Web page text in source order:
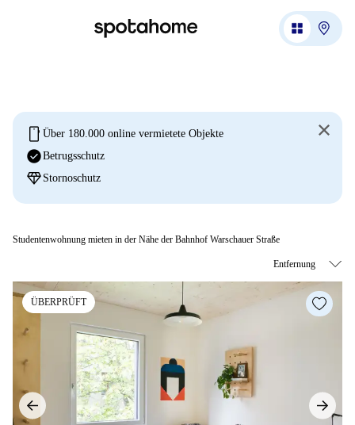
mobile Über 180.000 online vermietete Objekte
check_circleBetrugsschutz
diamond Stornoschutz
Studentenwohnung mieten in der Nähe der Bahnhof Warschauer Straße
ÜBERPRÜFT